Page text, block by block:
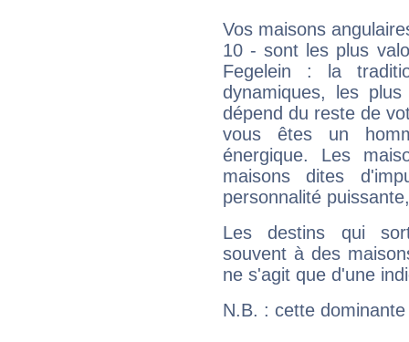
Vos maisons
10 - sont les plus
Fegelein : la
dynamiques, les
dépend du reste de
vous êtes un
énergique. Les
maisons dites
personnalité
Les destins qui
souvent à des
ne s'agit que d'une
N.B. : cette